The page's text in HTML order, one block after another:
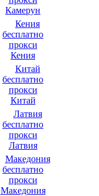
Камерун
Кения
Китай
Латвия
Македония